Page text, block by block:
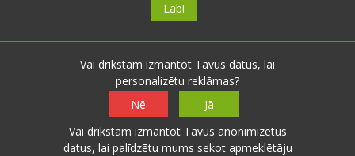
nosūti ziņu
Seko mums
Labi
Vai drīkstam izmantot Tavus datus, lai
personalizētu reklāmas?
Nē
Jā
Vai drīkstam izmantot Tavus anonimizētus
datus, lai palīdzētu mums sekot apmeklētāju